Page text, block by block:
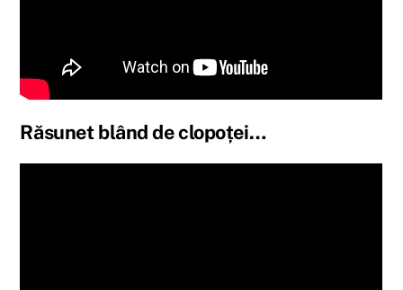
Răsunet blând de clopoței…